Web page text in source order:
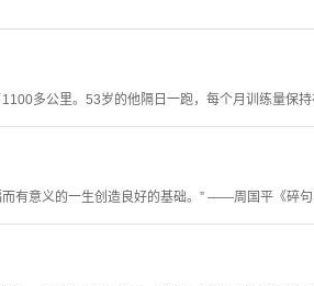
多公里。53岁的他隔日一跑，每个月训练量保持
有意义的一生创造良好的基础。” ——周国平《碎句